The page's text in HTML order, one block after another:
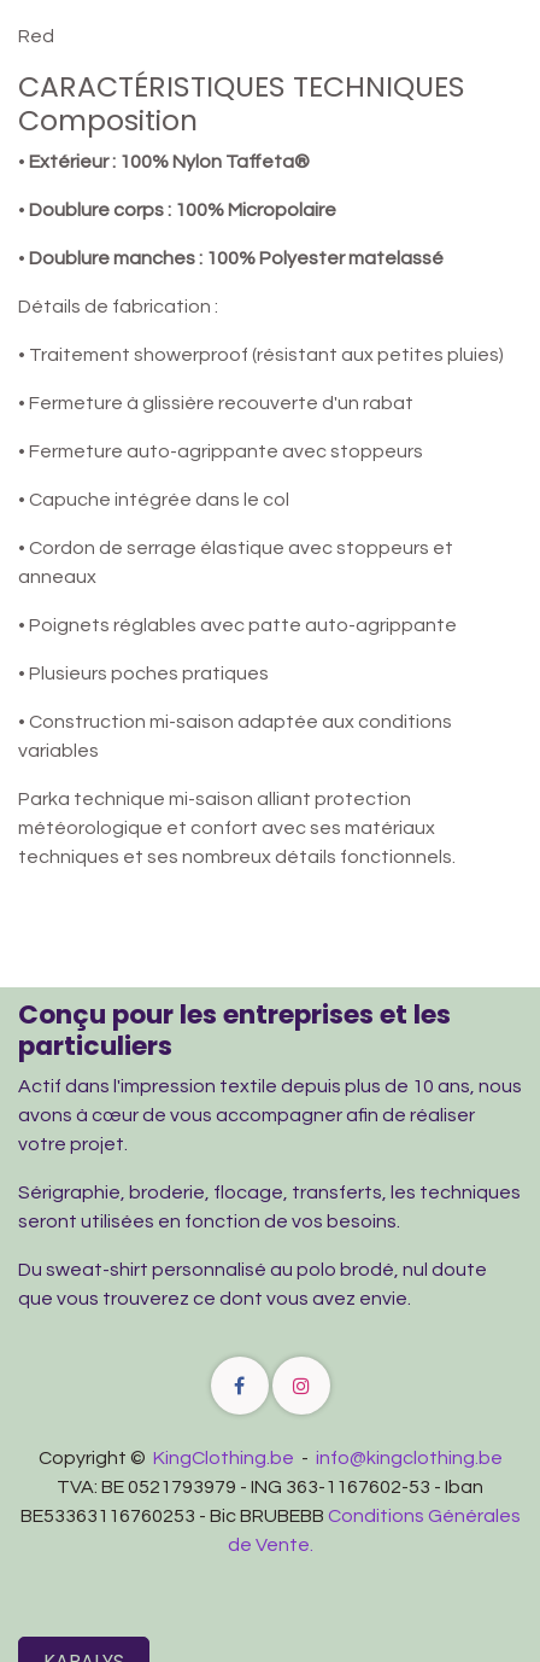
Red
CARACTÉRISTIQUES TECHNIQUES
Composition
• Extérieur : 100% Nylon Taffeta®
• Doublure corps : 100% Micropolaire
• Doublure manches : 100% Polyester matelassé
Détails de fabrication :
• Traitement showerproof (résistant aux petites pluies)
• Fermeture à glissière recouverte d'un rabat
• Fermeture auto-agrippante avec stoppeurs
• Capuche intégrée dans le col
• Cordon de serrage élastique avec stoppeurs et
anneaux
• Poignets réglables avec patte auto-agrippante
• Plusieurs poches pratiques
• Construction mi-saison adaptée aux conditions
variables
Parka technique mi-saison alliant protection
météorologique et confort avec ses matériaux
techniques et ses nombreux détails fonctionnels.
Conçu pour les entreprises et les
particuliers
Actif dans l'impression textile depuis plus de 10 ans, nous
avons à cœur de vous accompagner afin de réaliser
votre projet.
Sérigraphie, broderie, flocage, transferts, les techniques
seront utilisées en fonction de vos besoins.
Du sweat-shirt personnalisé au polo brodé, nul doute
que vous trouverez ce dont vous avez envie.
Copyright © KingClothing.be - info@kingclothing.be
TVA: BE 0521793979 - ING 363-1167602-53 - Iban
BE53363116760253 - Bic BRUBEBB Conditions Générales
de Vente.